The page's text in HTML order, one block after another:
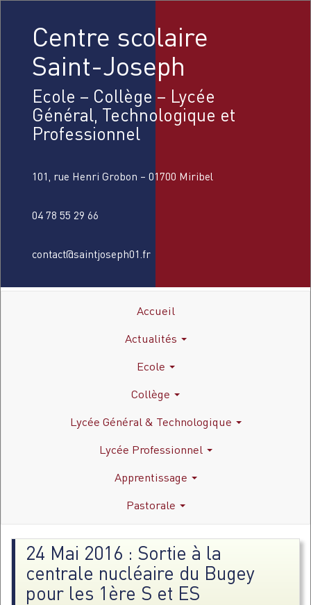
Centre scolaire
Saint-Joseph
Ecole – Collège – Lycée
Général, Technologique et
Professionnel
101, rue Henri Grobon – 01700 Miribel
04 78 55 29 66
contact@saintjoseph01.fr
Accueil
Actualités
Ecole
Collège
Lycée Général & Technologique
Lycée Professionnel
Apprentissage
Pastorale
24 Mai 2016 : Sortie à la
centrale nucléaire du Bugey
pour les 1ère S et ES